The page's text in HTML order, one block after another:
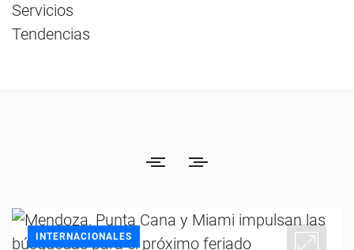
Servicios
Tendencias
INTERNACIONALES